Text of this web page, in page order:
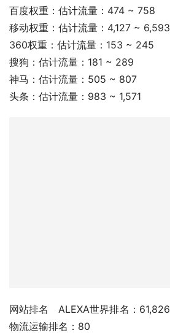
百度权重：估计流量：474 ~ 758
移动权重：估计流量：4,127 ~ 6,593
360权重：估计流量：153 ~ 245
搜狗：估计流量：181 ~ 289
神马：估计流量：505 ~ 807
头条：估计流量：983 ~ 1,571
网站排名	ALEXA世界排名：61,826 TOP全国排名：8407
物流运输排名：80